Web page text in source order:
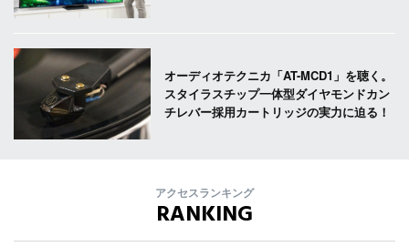
オーディオテクニカ「AT-MCD1」を聴く。
スタイラスチップ一体型ダイヤモンドカン
チレバー採用カートリッジの実力に迫る！
アクセスランキング
RANKING